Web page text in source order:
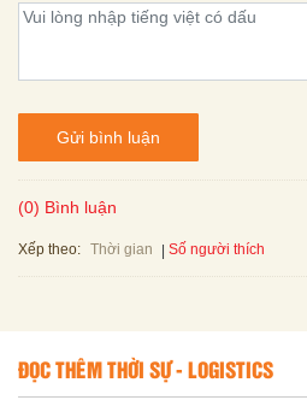
Gửi bình luận
(0) Bình luận
Xếp theo: Thời gian Số người thích
ĐỌC THÊM THỜI SỰ - LOGISTICS